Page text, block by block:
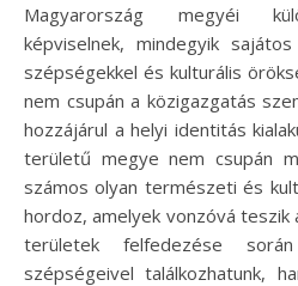
Magyarország megyéi
képviselnek, mindegyik
szépségekkel és kulturális
nem csupán a közigazgatás
hozzájárul a helyi identitás
területű megye nem csupán
számos olyan természeti és
hordoz, amelyek vonzóvá teszik
területek felfedezése
szépségeivel találkozhatunk,